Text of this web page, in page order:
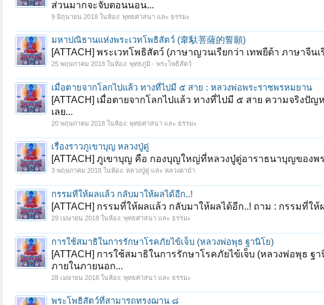
ส่วนมากจะจับตอนนอน...
9 มิถุนายน 2018 ในห้อง: พุทธศาสนา และ ธรรมะ
มหาปณิธานแห่งพระเวทโพธิสัตว์ (韋馱菩薩的誓願)
[ATTACH] พระเวทโพธิสัตว์ (ภาษาญวนเรียกว่า เทพยีด้า ภาษาจีน
25 พฤษภาคม 2018 ในห้อง: พุทธภูมิ - พระโพธิสัตว์
เมื่อตายจากโลกไปแล้ว ทางที่ไปมี ๕ สาย : หลวงพ่อพระราชพรหมยาน
[ATTACH] เมื่อตายจากโลกไปแล้ว ทางที่ไปมี ๕ สาย ความจริงปั
เลย...
20 พฤษภาคม 2018 ในห้อง: พุทธศาสนา และ ธรรมะ
เรื่องราวภูเขาบุญ หลวงปู่ดู่
[ATTACH] ภูเขาบุญ คือ กองบุญใหญ่ที่หลวงปู่ดู่อาราธนาบุญของพ
3 พฤษภาคม 2018 ในห้อง: หลวงปู่ดู่ และ หลวงตาม้า
กรรมที่ให้ผลแล้ว กลับมาให้ผลได้อีก..!
[ATTACH] กรรมที่ให้ผลแล้ว กลับมาให้ผลได้อีก..! ถาม : กรรมที่
29 เมษายน 2018 ในห้อง: พุทธศาสนา และ ธรรมะ
การใช้สมาธิในการรักษาโรคภัยไข้เจ็บ (หลวงพ่อพุธ ฐานิโย)
[ATTACH] การใช้สมาธิในการรักษาโรคภัยไข้เจ็บ (หลวงพ่อพุธ
ภายในภายนอก...
28 เมษายน 2018 ในห้อง: พุทธศาสนา และ ธรรมะ
พระโพธิสัตว์ที่สามารถทรงฌาน ๘